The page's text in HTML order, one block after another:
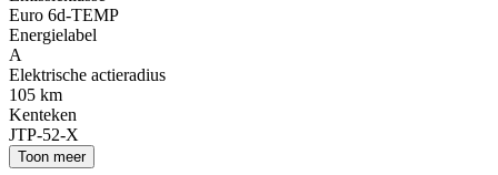
Euro 6d-TEMP
Energielabel
A
Elektrische actieradius
105 km
Kenteken
JTP-52-X
Toon meer